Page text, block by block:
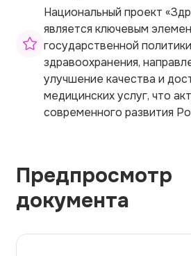
Национальный проект
является ключевым
государственной
здравоохранения,
улучшение качества и
медицинских услуг, что
современного развития
Предпросмотр
документа